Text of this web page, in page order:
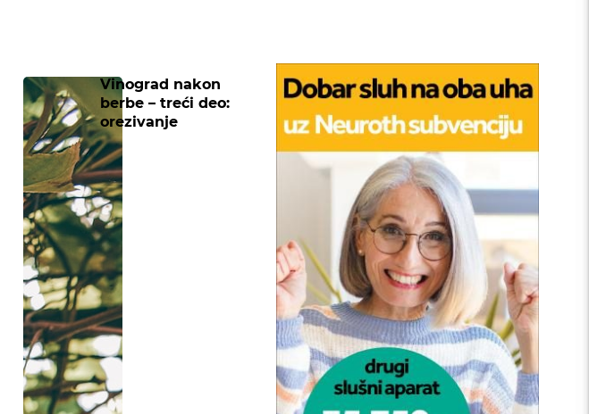
Vinograd nakon
berbe – treći deo:
orezivanje